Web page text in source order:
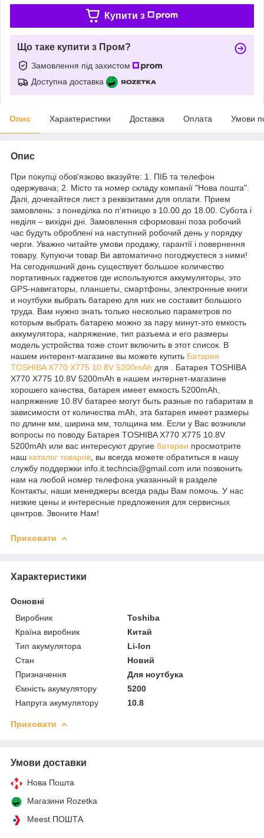
Купити з
Що таке купити з Пром?
Замовлення під захистом
Доступна доставка
Опис Характеристики Доставка Оплата Умови
Опис
При покупці обов'язково вказуйте: 1. ПІБ та телефон
одержувача; 2. Місто та номер складу компанії "Нова пошта".
Далі, дочекайтеся лист з реквізитами для оплати. Прием
замовлень: з понеділка по п'ятницю з 10.00 до 18.00. Субота і
неділя – вихідні дні. Замовлення сформовані поза робочий
час будуть оброблені на наступний робочий день у порядку
черги. Уважно читайте умови продажу, гарантії і повернення
товару. Купуючи товар Ви автоматично погоджуєтеся з ними!
На сегодняшний день существует большое количество
портативных гаджетов где используются аккумуляторы, это
GPS-навигаторы, планшеты, смартфоны, электронные книги
и ноутбуки выбрать батарею для них не составит большого
труда. Вам нужно знать только несколько параметров по
которым выбрать батарею можно за пару минут-это емкость
аккумулятора, напряжение, тип разъема и его размеры
модель устройства тоже стоит включить в этот список. В
нашем интерент-магазине вы можете купить Батарея
TOSHIBA X770 X775 10.8V 5200mAh для . Батарея TOSHIBA
X770 X775 10.8V 5200mAh в нашем интернет-магазине
хорошего качества, батарея имеет емкость 5200mAh,
напряжение 10.8V батарее могут быть разные по габаритам в
зависимости от количества mAh, эта батарея имеет размеры
по длине мм, ширина мм, толщина мм. Если у Вас возникли
вопросы по поводу Батарея TOSHIBA X770 X775 10.8V
5200mAh или вас интересуют другие батареи просмотрите
наш каталог товаров , вы всегда можете обратиться в нашу
службу поддержки info.it.techncia@gmail.com или позвонить
нам на любой номер телефона указанный в разделе
Контакты, наши менеджеры всегда рады Вам помочь. У нас
низкие цены и интересные предложения для сервисных
центров. Звоните Нам!
Приховати
Характеристики
Основні
Виробник
Toshiba
Країна виробник
Китай
Тип акумулятора
Li-Ion
Стан
Новий
Призначення
Для ноутбука
Ємність акумулятору
5200
Напруга акумулятору
10.8
Приховати
Умови доставки
Нова Пошта
Магазини Rozetka
Meest ПОШТА